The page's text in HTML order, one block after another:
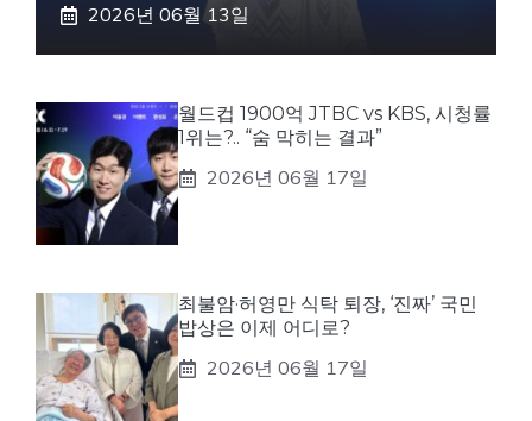
2026년 06월 13일
월드컵 1900억 JTBC vs KBS, 시청률
1위는?.. “숨 막히는 결과”
2026년 06월 17일
최불암·허영만 식탁 퇴장, ‘진짜’ 국민
밥상은 이제 어디로?
2026년 06월 17일